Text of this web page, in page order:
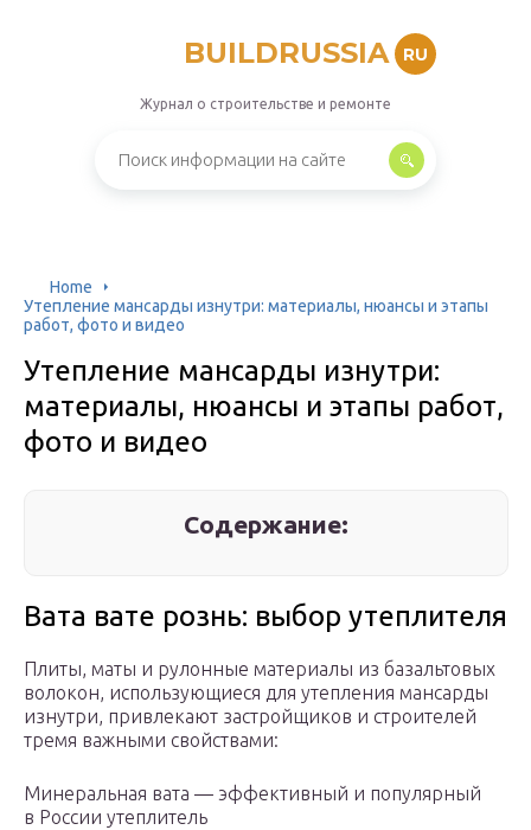
BUILDRUSSIA RU
Журнал о строительстве и ремонте
Home
Утепление мансарды изнутри: материалы, нюансы и этапы
работ, фото и видео
Утепление мансарды изнутри:
материалы, нюансы и этапы работ,
фото и видео
Содержание:
Вата вате рознь: выбор утеплителя
Плиты, маты и рулонные материалы из базальтовых
волокон, использующиеся для утепления мансарды
изнутри, привлекают застройщиков и строителей
тремя важными свойствами:
Минеральная вата — эффективный и популярный
в России утеплитель